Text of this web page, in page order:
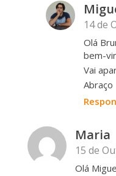
14 de
Olá
bem-
Vai
Abraço
Maria
15 de
Olá